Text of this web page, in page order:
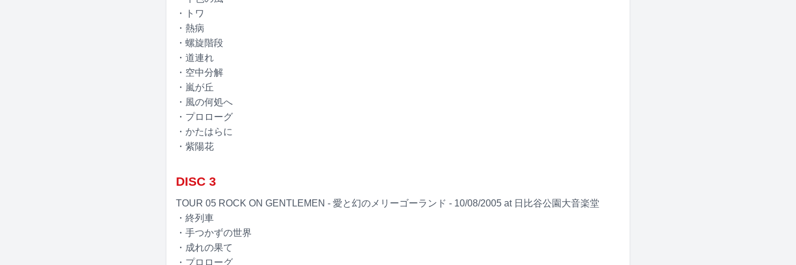
・トワ
・熱病
・螺旋階段
・道連れ
・空中分解
・嵐が丘
・風の何処へ
・プロローグ
・かたはらに
・紫陽花
DISC 3
TOUR 05 ROCK ON GENTLEMEN - 愛と幻のメリーゴーランド - 10/08/2005 at 日比谷公園大音楽堂
・終列車
・手つかずの世界
・成れの果て
・プロローグ